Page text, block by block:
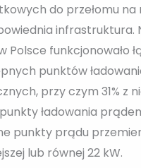
do przełomu na
infrastruktura.
Polsce funkcjonowało
punktów
przy czym 31% z
ładowania
punkty prądu
lub równej 22 kW.